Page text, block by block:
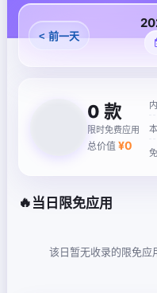
< 前一天
0 款
限时免费应用
总价值 ¥0
🔥 当日限免应用
该日暂无收录的限免应